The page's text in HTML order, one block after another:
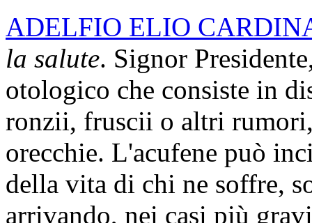
ADELFIO ELIO
la salute. Signor
otologico che consiste in
ronzii, fruscii o altri
orecchie. L'acufene può
della vita di chi ne soffre,
arrivando, nei casi più